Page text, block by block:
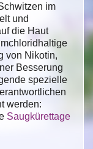
im
und
die Haut
von Nikotin,
Besserung
spezielle
werden:
Saugkürettage